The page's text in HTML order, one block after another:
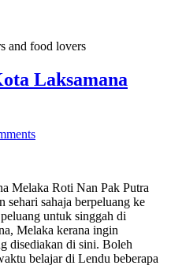
and food lovers
Laksamana
Melaka Roti Nan Pak Putra
sehari sahaja berpeluang ke
untuk singgah di
Melaka kerana ingin
disediakan di sini. Boleh
belajar di Lendu beberapa